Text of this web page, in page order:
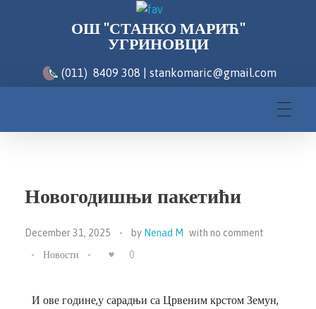
ОШ "СТАНКО МАРИЋ"
УГРИНОВЦИ
(011) 8409 308 | stankomaric@gmail.com
Новогодишњи пакетићи
December 31, 2025 by Nenad M with no comment
Новости
0
И ове године,у сарадњи са Црвеним крстом Земун,